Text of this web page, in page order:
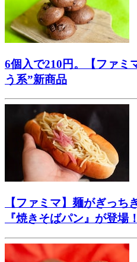
6個入で210円。【ファミ
う系”新商品
【ファミマ】麺がぎっち
『焼きそばパン』が登場！